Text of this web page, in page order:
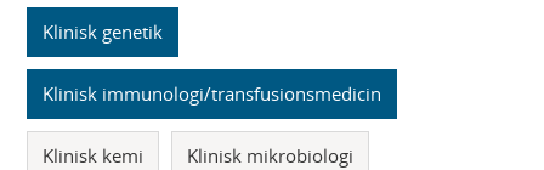
Klinisk genetik
Klinisk immunologi/transfusionsmedicin
Klinisk kemi Klinisk mikrobiologi